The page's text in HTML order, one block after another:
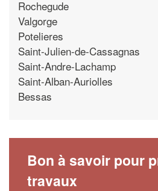
Rochegude
Valgorge
Potelieres
Saint-Julien-de-Cassagnas
Saint-Andre-Lachamp
Saint-Alban-Auriolles
Bessas
Bon à savoir pour
travaux